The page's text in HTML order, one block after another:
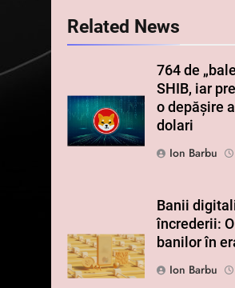
Related News
764 de
SHIB, iar
o depășire
dolari
Ion Barbu
Banii
încrederii:
banilor în
Ion Barbu